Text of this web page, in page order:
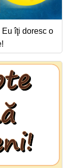
îţi doresc o